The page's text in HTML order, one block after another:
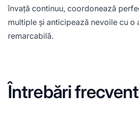
învață continuu, coordonează
multiple și anticipează nevoile cu o
remarcabilă.
Întrebări